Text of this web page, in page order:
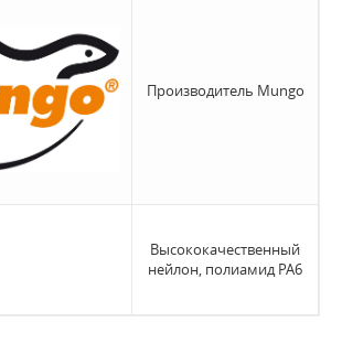
Производитель Mungo
Высококачественный
нейлон, полиамид РА6